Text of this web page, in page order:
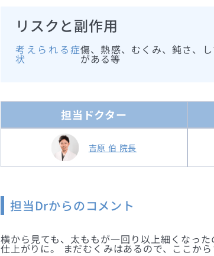
リスクと副作用
考えられる症
状
傷、熱感、むくみ、鈍さ、
がある等
担当ドクター
吉原 伯 院長
担当Drからのコメント
横から見ても、太ももが一回り以上細くなっ
仕上がりに。 まだむくみはあるので、ここか